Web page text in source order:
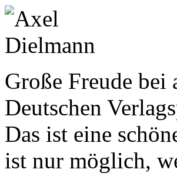
Große Freude bei
Deutschen
Das ist eine
ist nur möglich,